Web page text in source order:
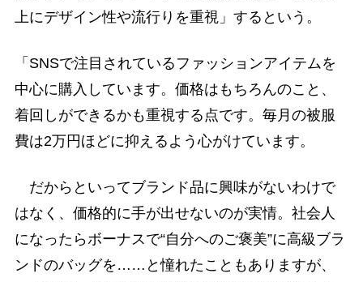
上にデザイン性や流行りを重視」するという。
「SNSで注目されているファッションアイテムを
中心に購入しています。価格はもちろんのこと、
着回しができるかも重視する点です。毎月の被服
費は2万円ほどに抑えるよう心がけています。
だからといってブランド品に興味がないわけで
はなく、価格的に手が出せないのが実情。社会人
になったらボーナスで“自分へのご褒美”に高級ブラ
ンドのバッグを……と憧れたこともありますが、